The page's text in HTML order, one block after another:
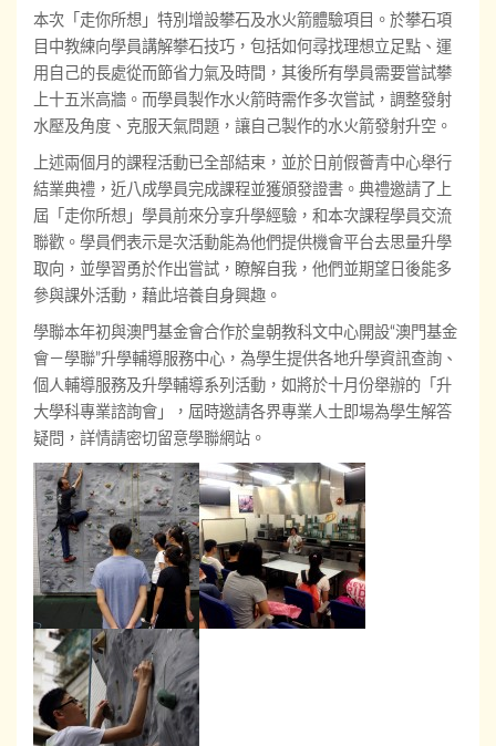
本次「走你所想」特別增設攀石及水火箭體驗項目。於攀石項
目中教練向學員講解攀石技巧，包括如何尋找理想立足點、運
用自己的長處從而節省力氣及時間，其後所有學員需要嘗試攀
上十五米高牆。而學員製作水火箭時需作多次嘗試，調整發射
水壓及角度、克服天氣問題，讓自己製作的水火箭發射升空。
上述兩個月的課程活動已全部結束，並於日前假薈青中心舉行
結業典禮，近八成學員完成課程並獲頒發證書。典禮邀請了上
屆「走你所想」學員前來分享升學經驗，和本次課程學員交流
聯歡。學員們表示是次活動能為他們提供機會平台去思量升學
取向，並學習勇於作出嘗試，瞭解自我，他們並期望日後能多
參與課外活動，藉此培養自身興趣。
學聯本年初與澳門基金會合作於皇朝教科文中心開設“澳門基金
會－學聯”升學輔導服務中心，為學生提供各地升學資訊查詢、
個人輔導服務及升學輔導系列活動，如將於十月份舉辦的「升
大學科專業諮詢會」，屆時邀請各界專業人士即場為學生解答
疑問，詳情請密切留意學聯網站。